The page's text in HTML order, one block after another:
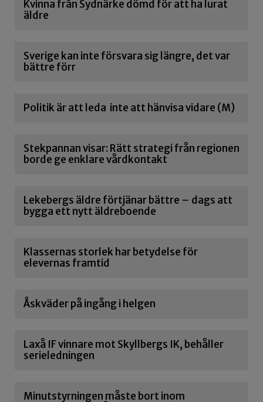
Kvinna från Sydnärke dömd för att ha lurat
äldre
Sverige kan inte försvara sig längre, det var
bättre förr
Politik är att leda inte att hänvisa vidare (M)
Stekpannan visar: Rätt strategi från regionen
borde ge enklare vårdkontakt
Lekebergs äldre förtjänar bättre – dags att
bygga ett nytt äldreboende
Klassernas storlek har betydelse för
elevernas framtid
Åskväder på ingång i helgen
Laxå IF vinnare mot Skyllbergs IK, behåller
serieledningen
Minutstyrningen måste bort inom